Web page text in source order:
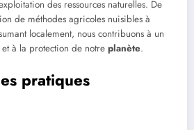
des ressources naturelles. De
de méthodes agricoles nuisibles à
localement, nous contribuons à un
à la protection de notre planète.
pratiques